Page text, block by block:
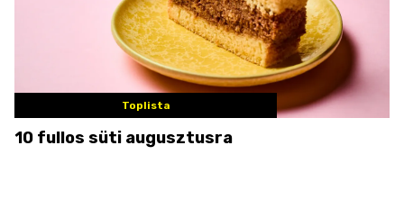
Toplista
10 fullos süti augusztusra